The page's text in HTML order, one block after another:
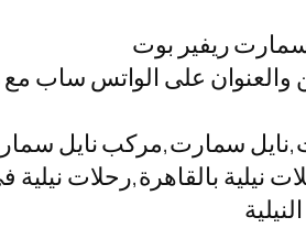
سمارت ريفير بوت
والعنوان على الواتس ساب
سمارت,مركب نايل
نيلية بالقاهرة,رحلات